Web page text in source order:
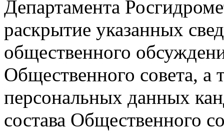
Департамента
раскрытие указанных
общественного
Общественного совета, а
персональных данных
состава Общественного